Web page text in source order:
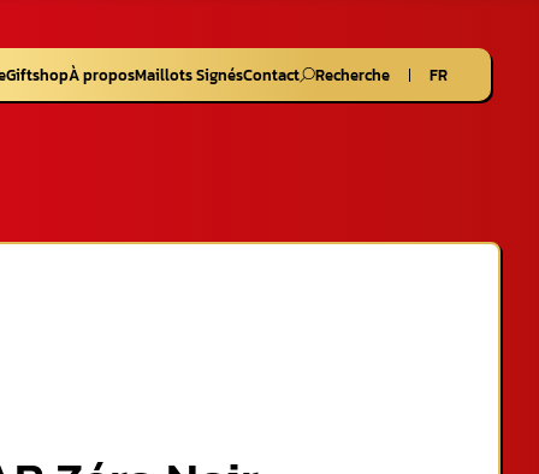
GiftshopÀ proposMaillots SignésContact Recherche FR